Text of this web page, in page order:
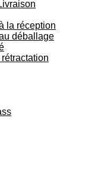
la réception
déballage